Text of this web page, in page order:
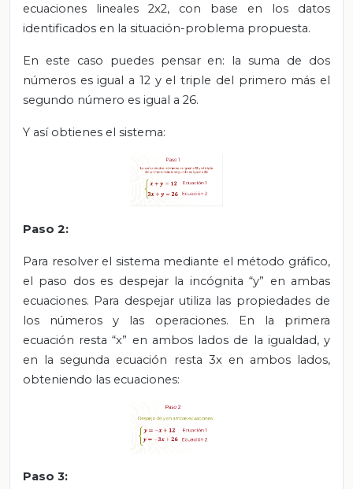
ecuaciones lineales 2x2, con base en los datos
identificados en la situación-problema propuesta.
En este caso puedes pensar en: la suma de dos
números es igual a 12 y el triple del primero más el
segundo número es igual a 26.
Y así obtienes el sistema:
Paso 2:
Para resolver el sistema mediante el método gráfico,
el paso dos es despejar la incógnita “y” en ambas
ecuaciones. Para despejar utiliza las propiedades de
los números y las operaciones. En la primera
ecuación resta “x” en ambos lados de la igualdad, y
en la segunda ecuación resta 3x en ambos lados,
obteniendo las ecuaciones:
Paso 3: